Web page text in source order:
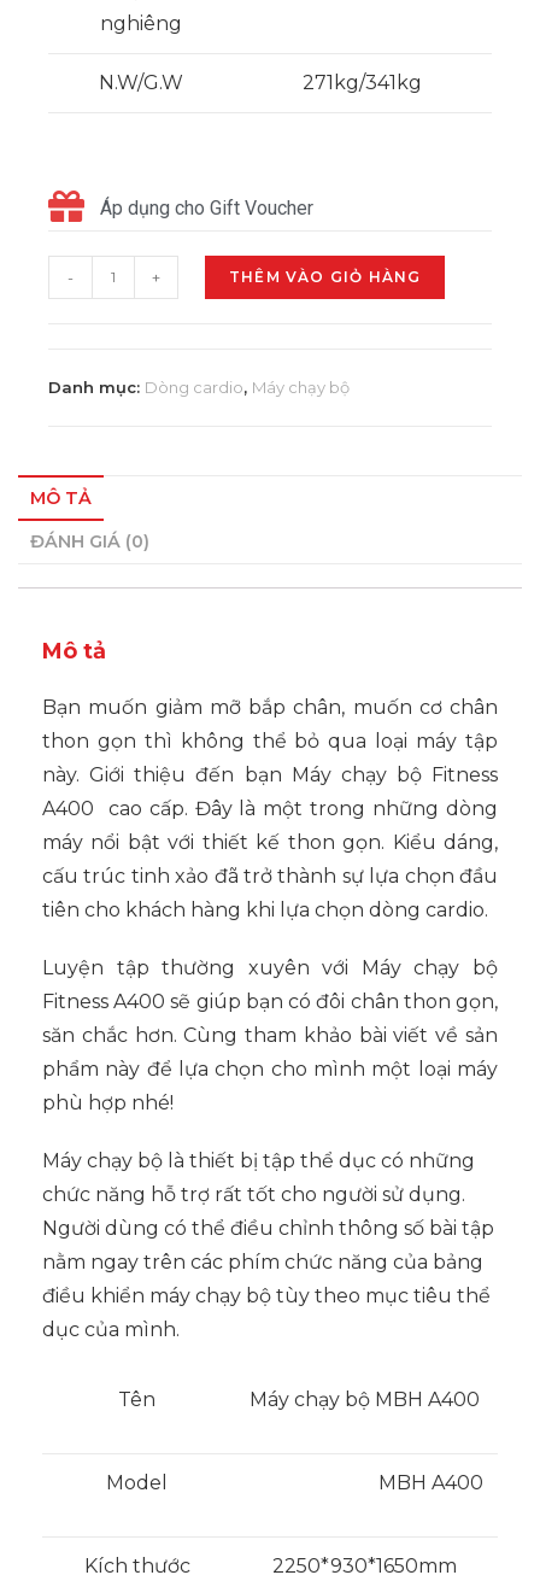
nghiêng
N.W/G.W 271kg/341kg
Áp dụng cho Gift Voucher
- + THÊM VÀO GIỎ HÀNG
Danh mục: Dòng cardio, Máy chạy bộ
MÔ TẢ
ĐÁNH GIÁ (0)
Mô tả
Bạn muốn giảm mỡ bắp chân, muốn cơ chân
thon gọn thì không thể bỏ qua loại máy tập
này. Giới thiệu đến bạn Máy chạy bộ Fitness
A400 cao cấp. Đây là một trong những dòng
máy nổi bật với thiết kế thon gọn. Kiểu dáng,
cấu trúc tinh xảo đã trở thành sự lựa chọn đầu
tiên cho khách hàng khi lựa chọn dòng cardio.
Luyện tập thường xuyên với Máy chạy bộ
Fitness A400 sẽ giúp bạn có đôi chân thon gọn,
săn chắc hơn. Cùng tham khảo bài viết về sản
phẩm này để lựa chọn cho mình một loại máy
phù hợp nhé!
Máy chạy bộ là thiết bị tập thể dục có những
chức năng hỗ trợ rất tốt cho người sử dụng.
Người dùng có thể điều chỉnh thông số bài tập
nằm ngay trên các phím chức năng của bảng
điều khiển máy chạy bộ tùy theo mục tiêu thể
dục của mình.
Tên Máy chạy bộ MBH A400
Model MBH A400
Kích thước 2250*930*1650mm